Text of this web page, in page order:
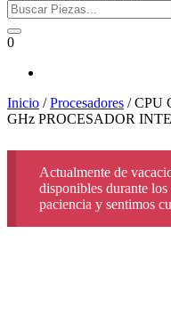
0
Inicio /Procesadores / CPU
GHz PROCESADOR
Actualmente de
disponibles durante
paciencia y sentimos